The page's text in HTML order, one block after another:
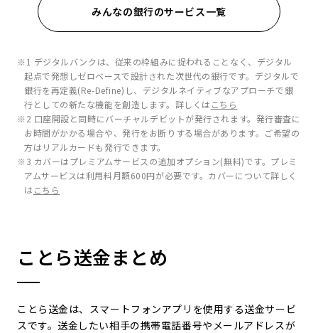
みんなの銀行のサービス一覧
※1 デジタルバンクは、従来の枠組みに捉われることなく、デジタル
起点で発想しゼロベースで設計された次世代の銀行です。デジタルで
銀行を再定義(Re-Define)し、デジタルネイティブなアプローチで銀
行としての新たな機能を創造します。詳しくは こちら
※2 口座開設と同時にバーチャルデビットが発行されます。発行審査に
お時間がかかる場合や、発行をお断りする場合があります。ご希望の
方はリアルカードも発行できます。
※3 カバーはプレミアムサービスの追加オプション(無料)です。プレミ
アムサービスは利用料月額600円が必要です。カバーについて詳しく
は こちら
ことら送金まとめ
ことら送金は、スマートフォンアプリを使用する送金サービ
スです。送金したい相手の携帯電話番号やメールアドレスが